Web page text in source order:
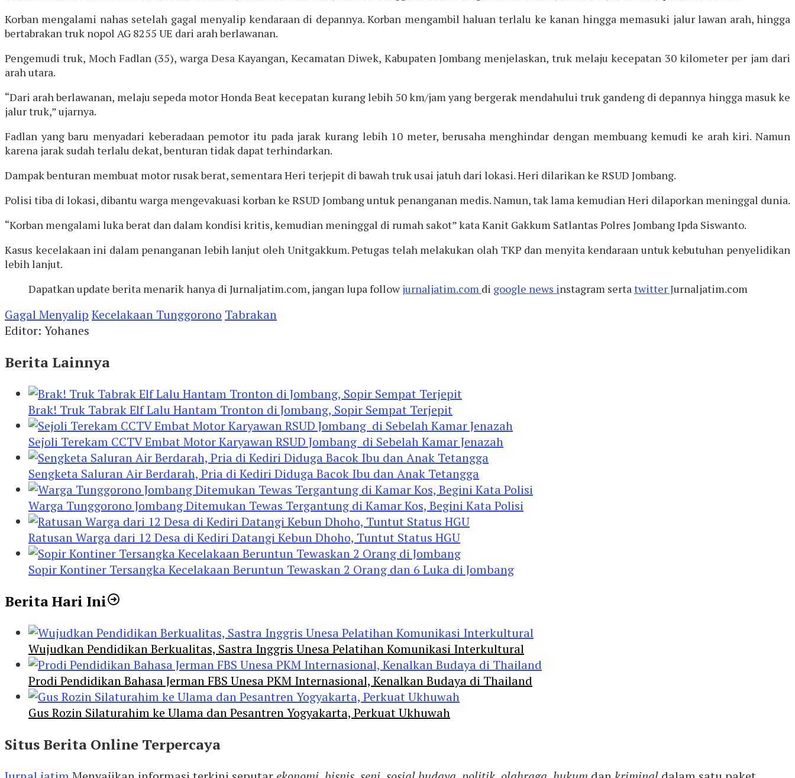
Korban mengalami nahas setelah gagal menyalip kendaraan di depannya. Korban mengambil haluan terlalu ke kanan hingga memasuki jalur lawan arah, hingga
bertabrakan truk nopol AG 8255 UE dari arah berlawanan.
Pengemudi truk, Moch Fadlan (35), warga Desa Kayangan, Kecamatan Diwek, Kabupaten Jombang menjelaskan, truk melaju kecepatan 30 kilometer per jam dari
arah utara.
“Dari arah berlawanan, melaju sepeda motor Honda Beat kecepatan kurang lebih 50 km/jam yang bergerak mendahului truk gandeng di depannya hingga masuk ke
jalur truk,” ujarnya.
Fadlan yang baru menyadari keberadaan pemotor itu pada jarak kurang lebih 10 meter, berusaha menghindar dengan membuang kemudi ke arah kiri. Namun
karena jarak sudah terlalu dekat, benturan tidak dapat terhindarkan.
Dampak benturan membuat motor rusak berat, sementara Heri terjepit di bawah truk usai jatuh dari lokasi. Heri dilarikan ke RSUD Jombang.
Polisi tiba di lokasi, dibantu warga mengevakuasi korban ke RSUD Jombang untuk penanganan medis. Namun, tak lama kemudian Heri dilaporkan meninggal dunia.
“Korban mengalami luka berat dan dalam kondisi kritis, kemudian meninggal di rumah sakot” kata Kanit Gakkum Satlantas Polres Jombang Ipda Siswanto.
Kasus kecelakaan ini dalam penanganan lebih lanjut oleh Unitgakkum. Petugas telah melakukan olah TKP dan menyita kendaraan untuk kebutuhan penyelidikan
lebih lanjut.
Dapatkan update berita menarik hanya di Jurnaljatim.com, jangan lupa followjurnaljatim.com di google news instagram serta twitter Jurnaljatim.com
Gagal Menyalip Kecelakaan Tunggorono Tabrakan
Editor: Yohanes
Berita Lainnya
Brak! Truk Tabrak Elf Lalu Hantam Tronton di Jombang, Sopir Sempat Terjepit
Sejoli Terekam CCTV Embat Motor Karyawan RSUD Jombang di Sebelah Kamar Jenazah
Sengketa Saluran Air Berdarah, Pria di Kediri Diduga Bacok Ibu dan Anak Tetangga
Warga Tunggorono Jombang Ditemukan Tewas Tergantung di Kamar Kos, Begini Kata Polisi
Ratusan Warga dari 12 Desa di Kediri Datangi Kebun Dhoho, Tuntut Status HGU
Sopir Kontiner Tersangka Kecelakaan Beruntun Tewaskan 2 Orang dan 6 Luka di Jombang
Berita Hari Ini
Wujudkan Pendidikan Berkualitas, Sastra Inggris Unesa Pelatihan Komunikasi Interkultural
Prodi Pendidikan Bahasa Jerman FBS Unesa PKM Internasional, Kenalkan Budaya di Thailand
Gus Rozin Silaturahim ke Ulama dan Pesantren Yogyakarta, Perkuat Ukhuwah
Situs Berita Online Terpercaya